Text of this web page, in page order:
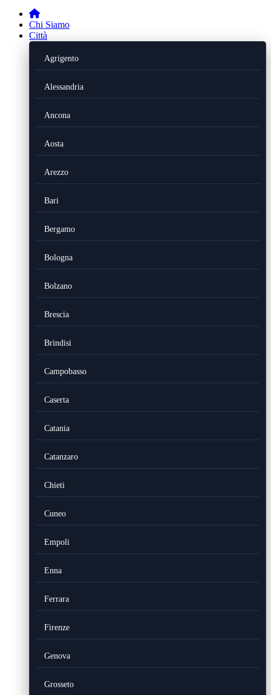
Chi Siamo
Città
Agrigento
Alessandria
Ancona
Aosta
Arezzo
Bari
Bergamo
Bologna
Bolzano
Brescia
Brindisi
Campobasso
Caserta
Catania
Catanzaro
Chieti
Cuneo
Empoli
Enna
Ferrara
Firenze
Genova
Grosseto